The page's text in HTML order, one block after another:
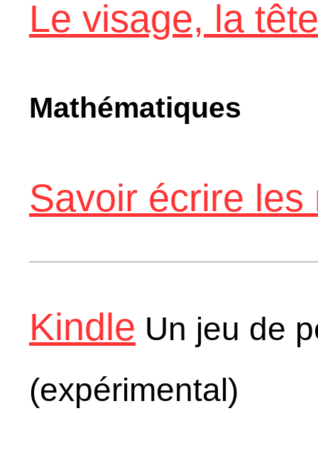
Le visage, la tête
Mathématiques
Savoir écrire
Kindle Un jeu de
(expérimental)